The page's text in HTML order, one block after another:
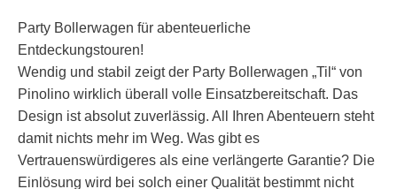
Party Bollerwagen für abenteuerliche
Entdeckungstouren!
Wendig und stabil zeigt der Party Bollerwagen „Til“ von
Pinolino wirklich überall volle Einsatzbereitschaft. Das
Design ist absolut zuverlässig. All Ihren Abenteuern steht
damit nichts mehr im Weg. Was gibt es
Vertrauenswürdigeres als eine verlängerte Garantie? Die
Einlösung wird bei solch einer Qualität bestimmt nicht